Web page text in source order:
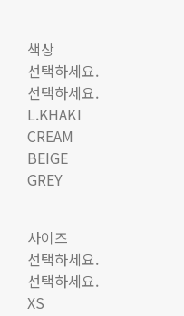
색상
선택하세요.
선택하세요.
L.KHAKI
CREAM
BEIGE
GREY
사이즈
선택하세요.
선택하세요.
XS